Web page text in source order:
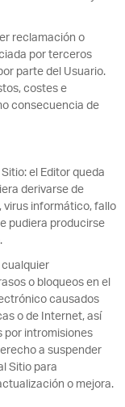
reclamación o
por terceros
parte del Usuario.
costes e
consecuencia de
el Editor queda
derivarse de
virus informático, fallo
pudiera producirse
cualquier
o bloqueos en el
causados
o de Internet, así
por intromisiones
a suspender
Sitio para
o mejora.